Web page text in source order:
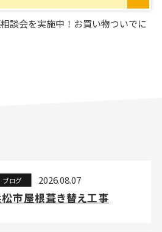
談会を実施中！お買い物ついでに
ブログ 2026.08.07
市屋根葺き替え工事